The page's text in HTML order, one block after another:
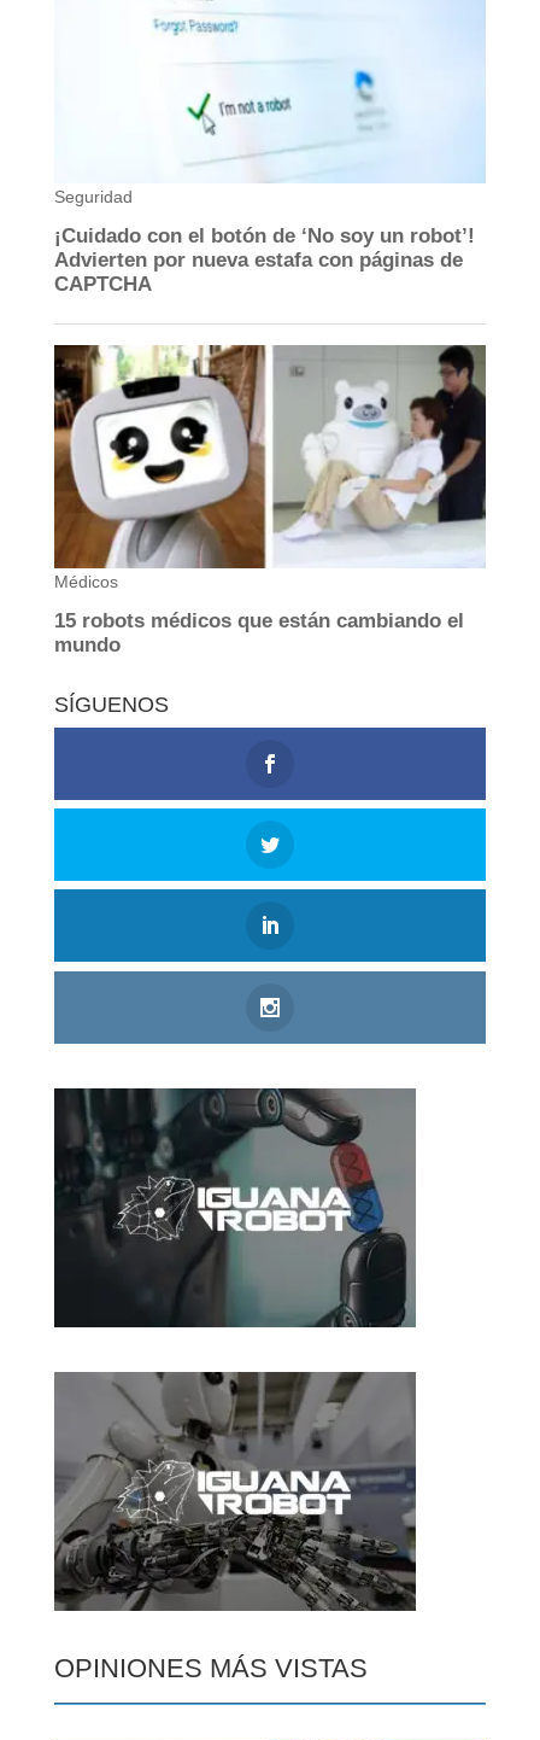
SÍGUENOS
OPINIONES MÁS VISTAS